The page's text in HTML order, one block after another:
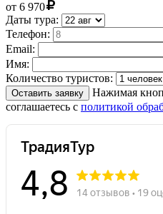
от 6 970
Даты тура:
Телефон:
Email:
Имя:
Количество туристов:
Оставить заявку
Нажимая
соглашаетесь с политикой